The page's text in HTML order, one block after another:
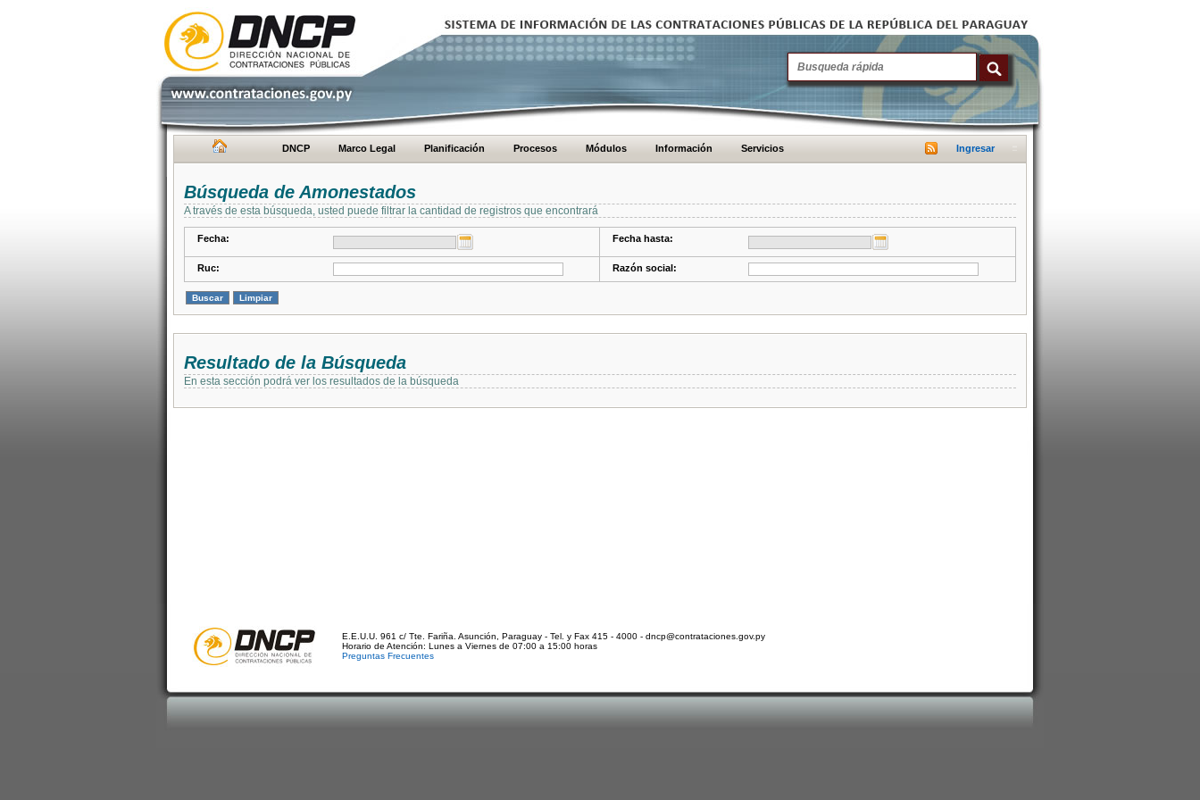
DNCP Marco Legal Planificación Procesos Módulos Información Servicios Ingresar
Búsqueda de Amonestados
A través de esta búsqueda, usted puede filtrar la cantidad de registros que encontrará
Fecha: Fecha hasta:
Ruc: Razón social:
Resultado de la Búsqueda
En esta sección podrá ver los resultados de la búsqueda
E.E.U.U. 961 c/ Tte. Fariña. Asunción, Paraguay - Tel. y Fax 415 - 4000 - dncp@contrataciones.gov.py
Horario de Atención: Lunes a Viernes de 07:00 a 15:00 horas
Preguntas Frecuentes